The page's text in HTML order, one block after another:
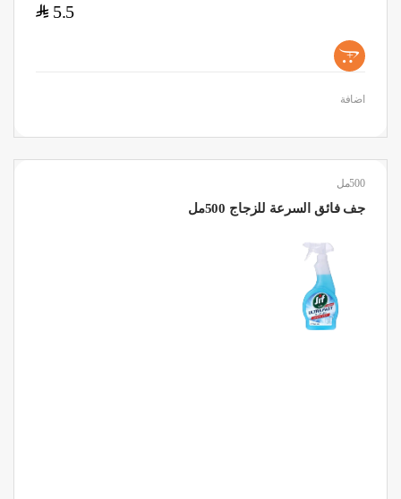
5.5
$
+
اضافة
500مل
جف فائق السرعة للزجاج 500مل